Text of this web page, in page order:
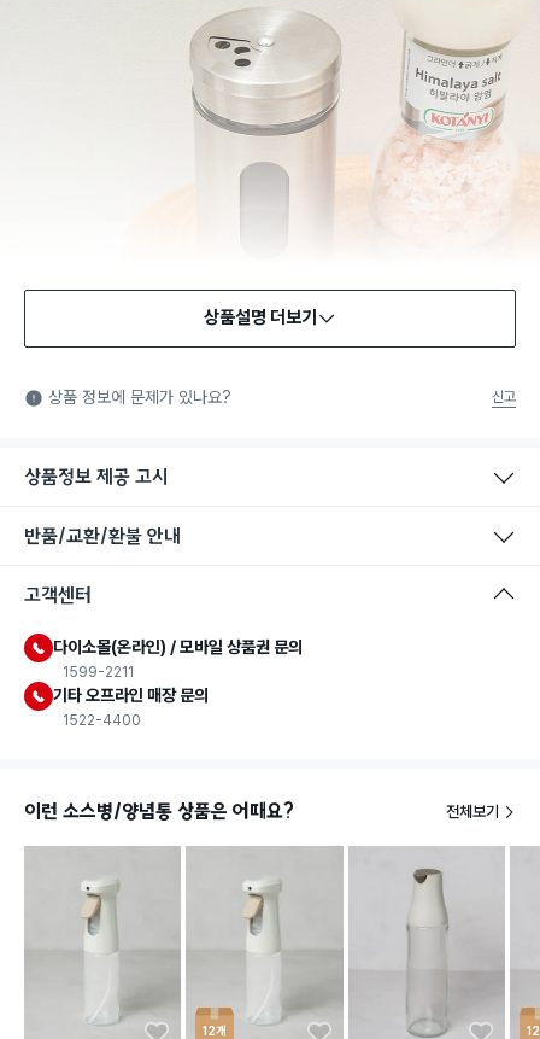
식품용 기구: 식품위생법에서 정한 규격에 따라 제조되어 식품 또
는 식품첨가물에 사용할 수 있는 식품용기구라는 표시입니다.
상품설명 더보기
상품 정보에 문제가 있나요? 신고
상품정보 제공 고시
반품/교환/환불 안내
고객센터
다이소몰(온라인) / 모바일 상품권 문의
1599-2211
기타 오프라인 매장 문의
1522-4400
이런 소스병/양념통 상품은 어때요? 전체보기
12개